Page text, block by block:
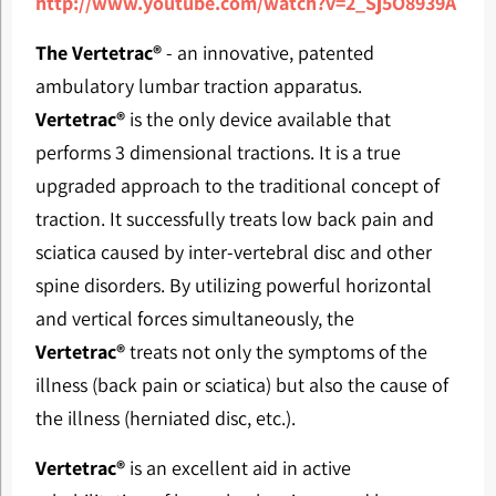
The Vertetrac®- an innovative, patented
ambulatory lumbar traction apparatus.
Vertetrac®is the only device available that
performs 3 dimensional tractions. It is a true
upgraded approach to the traditional concept of
traction. It successfully treats low back pain and
sciatica caused by inter-vertebral disc and other
spine disorders. By utilizing powerful horizontal
and vertical forces simultaneously, the
Vertetrac®treats not only the symptoms of the
illness (back pain or sciatica) but also the cause of
the illness (herniated disc, etc.).
Vertetrac®is an excellent aid in active